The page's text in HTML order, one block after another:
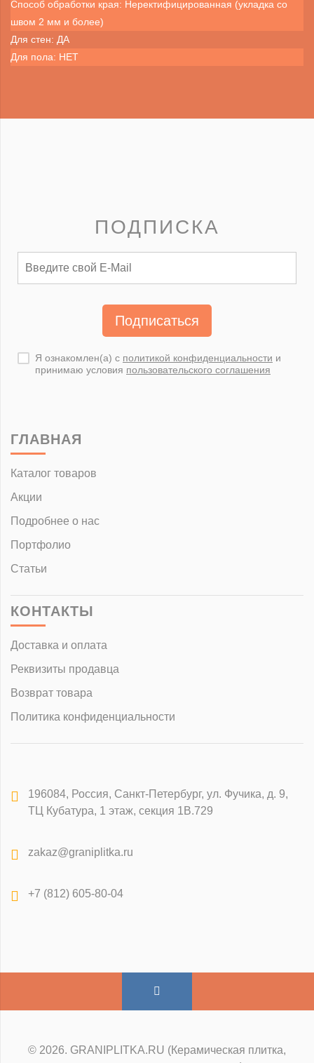
Способ обработки края: Неректифицированная (укладка со
швом 2 мм и более)
Для стен: ДА
Для пола: НЕТ
ПОДПИСКА
Подписаться
Я ознакомлен(а) с политикой конфиденциальности и
принимаю условия пользовательского соглашения
ГЛАВНАЯ
Каталог товаров
Акции
Подробнее о нас
Портфолио
Статьи
КОНТАКТЫ
Доставка и оплата
Реквизиты продавца
Возврат товара
Политика конфиденциальности
196084, Россия, Санкт-Петербург, ул. Фучика, д. 9,
ТЦ Кубатура, 1 этаж, секция 1В.729
zakaz@graniplitka.ru
+7 (812) 605-80-04
© 2026. GRANIPLITKA.RU (Керамическая плитка,